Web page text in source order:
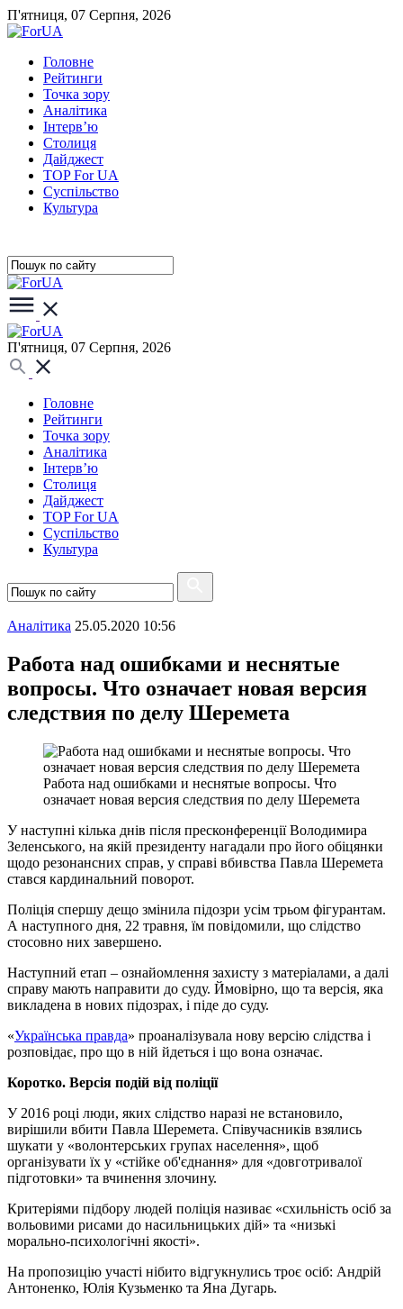
П'ятниця, 07 Серпня, 2026
Головне
Рейтинги
Точка зору
Аналітика
Інтерв’ю
Столиця
Дайджест
TOP For UA
Суспiльство
Культура
П'ятниця, 07 Серпня, 2026
Головне
Рейтинги
Точка зору
Аналітика
Інтерв’ю
Столиця
Дайджест
TOP For UA
Суспiльство
Культура
Аналітика 25.05.2020 10:56
Работа над ошибками и неснятые
вопросы. Что означает новая версия
следствия по делу Шеремета
Работа над ошибками и неснятые вопросы. Что
означает новая версия следствия по делу Шеремета
У наступні кілька днів після пресконференції Володимира
Зеленського, на якій президенту нагадали про його обіцянки
щодо резонансних справ, у справі вбивства Павла Шеремета
стався кардинальний поворот.
Поліція спершу дещо змінила підозри усім трьом фігурантам.
А наступного дня, 22 травня, їм повідомили, що слідство
стосовно них завершено.
Наступний етап – ознайомлення захисту з матеріалами, а далі
справу мають направити до суду. Ймовірно, що та версія, яка
викладена в нових підозрах, і піде до суду.
«Українська правда» проаналізувала нову версію слідства і
розповідає, про що в ній йдеться і що вона означає.
Коротко. Версія подій від поліції
У 2016 році люди, яких слідство наразі не встановило,
вирішили вбити Павла Шеремета. Співучасників взялись
шукати у «волонтерських групах населення», щоб
організувати їх у «стійке об'єднання» для «довготривалої
підготовки» та вчинення злочину.
Критеріями підбору людей поліція називає «схильність осіб за
вольовими рисами до насильницьких дій» та «низькі
морально-психологічні якості».
На пропозицію участі нібито відгукнулись троє осіб: Андрій
Антоненко, Юлія Кузьменко та Яна Дугарь.